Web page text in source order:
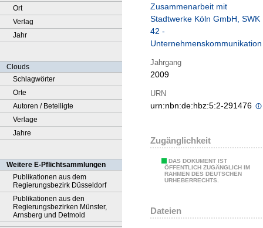
Ort
Verlag
Jahr
Clouds
Schlagwörter
Orte
Autoren / Beteiligte
Verlage
Jahre
Weitere E-Pflichtsammlungen
Publikationen aus dem
Regierungsbezirk Düsseldorf
Publikationen aus den
Regierungsbezirken Münster,
Arnsberg und Detmold
Zusammenarbeit mit
Stadtwerke Köln GmbH, SWK
42 -
Unternehmenskommunikation
Jahrgang
2009
URN
urn:nbn:de:hbz:5:2-291476
Zugänglichkeit
DAS DOKUMENT IST
ÖFFENTLICH ZUGÄNGLICH IM
RAHMEN DES DEUTSCHEN
URHEBERRECHTS.
Dateien